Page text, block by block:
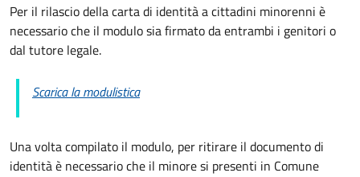
Per il rilascio della carta di identità a cittadini minorenni è
necessario che il modulo sia firmato da entrambi i genitori o
dal tutore legale.
Scarica la modulistica
Una volta compilato il modulo, per ritirare il documento di
identità è necessario che il minore si presenti in Comune